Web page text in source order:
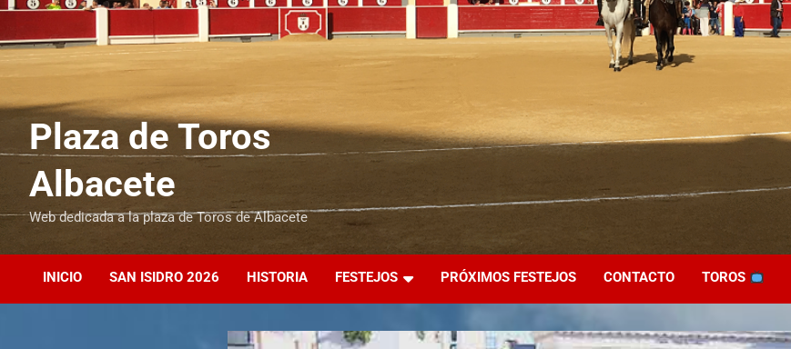
Plaza de Toros
Albacete
Web dedicada a la plaza de Toros de Albacete
INICIO SAN ISIDRO 2026 HISTORIA FESTEJOS PRÓXIMOS FESTEJOS CONTACTO TOROS